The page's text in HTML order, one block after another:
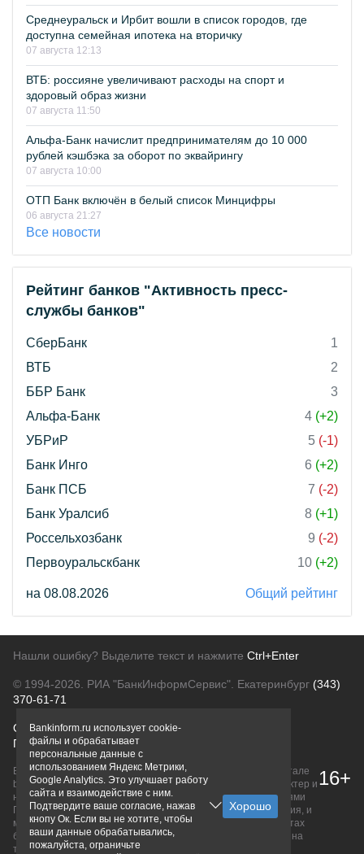
Среднеуральск и Ирбит вошли в список городов, где
доступна семейная ипотека на вторичку
07 августа 12:13
ВТБ: россияне увеличивают расходы на спорт и
здоровый образ жизни
07 августа 11:50
Альфа-Банк начислит предпринимателям до 10 000
рублей кэшбэка за оборот по эквайрингу
07 августа 10:00
ОТП Банк включён в белый список Минцифры
06 августа 21:27
Все новости
Рейтинг банков "Активность пресс-
службы банков"
СберБанк
1
ВТБ
2
ББР Банк
3
Альфа-Банк
4 (+2)
УБРиР
5 (-1)
Банк Инго
6 (+2)
Банк ПСБ
7 (-2)
Банк Уралсиб
8 (+1)
Россельхозбанк
9 (-2)
Первоуральскбанк
10 (+2)
на 08.08.2026 Общий рейтинг
Нашли ошибку? Выделите текст и нажмите Ctrl+Enter
© 1994-2026. РИА "БанкИнформСервис". Екатеринбург (343)
370-61-71
О проектеПолитика конфиденциальности
Правовая информацияДля рекламодателей
Вся информация о продуктах банков, размещенная на портале
bankinform.ru, носит исключительно ознакомительный характер и
не является публичной офертой, определяемой положениями
ГК РФ. Информация не содержит точного и полного описания, и
может быть изменена. Конечные условия уточняйте на сайтах
банков или при личном обращении. Исключительное право на
товарные знаки принадлежит их правообладателям.
16+
Bankinform.ru использует cookie-
файлы и обрабатывает
персональные данные с
использованием Яндекс Метрики,
Google Analytics. Это улучшает работу
сайта и взаимодействие с ним.
Подтвердите ваше согласие, нажав
кнопу Ок. Если вы не хотите, чтобы
ваши данные обрабатывались,
пожалуйста, ограничьте